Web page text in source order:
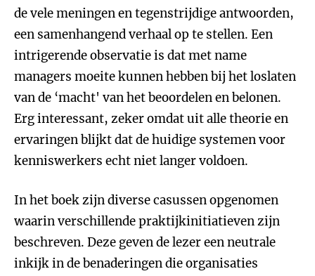
de vele meningen en tegenstrijdige antwoorden,
een samenhangend verhaal op te stellen. Een
intrigerende observatie is dat met name
managers moeite kunnen hebben bij het loslaten
van de ‘macht' van het beoordelen en belonen.
Erg interessant, zeker omdat uit alle theorie en
ervaringen blijkt dat de huidige systemen voor
kenniswerkers echt niet langer voldoen.
In het boek zijn diverse casussen opgenomen
waarin verschillende praktijkinitiatieven zijn
beschreven. Deze geven de lezer een neutrale
inkijk in de benaderingen die organisaties